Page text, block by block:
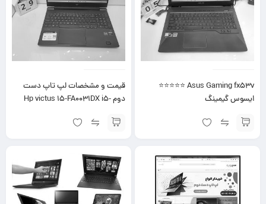
Asus Gaming fx53v ⭐⭐⭐⭐⭐
ایسوس گیمینگ
قیمت و مشخصات لپ تاپ دست
دوم Hp victus 15-FA0031DX i5-